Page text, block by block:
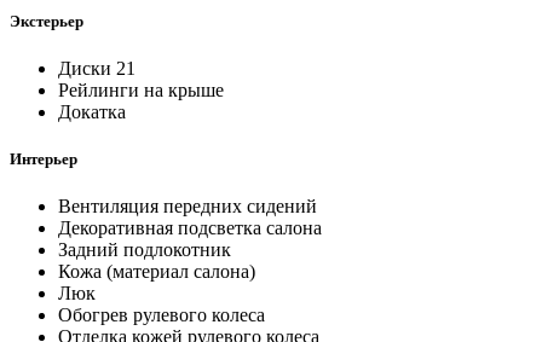
Экстерьер
Диски 21
Рейлинги на крыше
Докатка
Интерьер
Вентиляция передних сидений
Декоративная подсветка салона
Задний подлокотник
Кожа (материал салона)
Люк
Обогрев рулевого колеса
Отделка кожей рулевого колеса